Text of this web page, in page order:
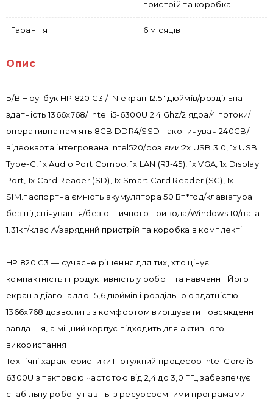
пристрій та коробка
Гарантія 6 місяців
Опис
Б/В Ноутбук HP 820 G3 /TN екран 12.5" дюймів/роздільна
здатність 1366x768/ Intel i5-6300U 2.4 Ghz/2 ядра/4 потоки/
оперативна пам'ять 8GB DDR4/SSD накопичувач 240GB/
відеокарта інтегрована Intel520/роз'єми:2x USB 3.0, 1x USB
Type-C, 1x Audio Port Combo, 1x LAN (RJ-45), 1x VGA, 1x Display
Port, 1x Card Reader (SD), 1x Smart Card Reader (SC), 1x
SIM.паспортна ємність акумулятора 50 Вт*год/клавіатура
без підсвічування/без оптичного привода/Windows 10/вага
1.31кг/клас A/зарядний пристрій та коробка в комплекті.
HP 820 G3 — сучасне рішення для тих, хто цінує
компактність і продуктивність у роботі та навчанні. Його
екран з діагоналлю 15,6 дюймів і роздільною здатністю
1366x768 дозволить з комфортом вирішувати повсякденні
завдання, а міцний корпус підходить для активного
використання.
Технічні характеристики:Потужний процесор Intel Core i5-
6300U з тактовою частотою від 2,4 до 3,0 ГГц забезпечує
стабільну роботу навіть із ресурсоємними програмами.